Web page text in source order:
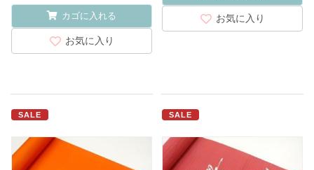
カゴに入れる
お気に入り
お気に入り
SALE SALE